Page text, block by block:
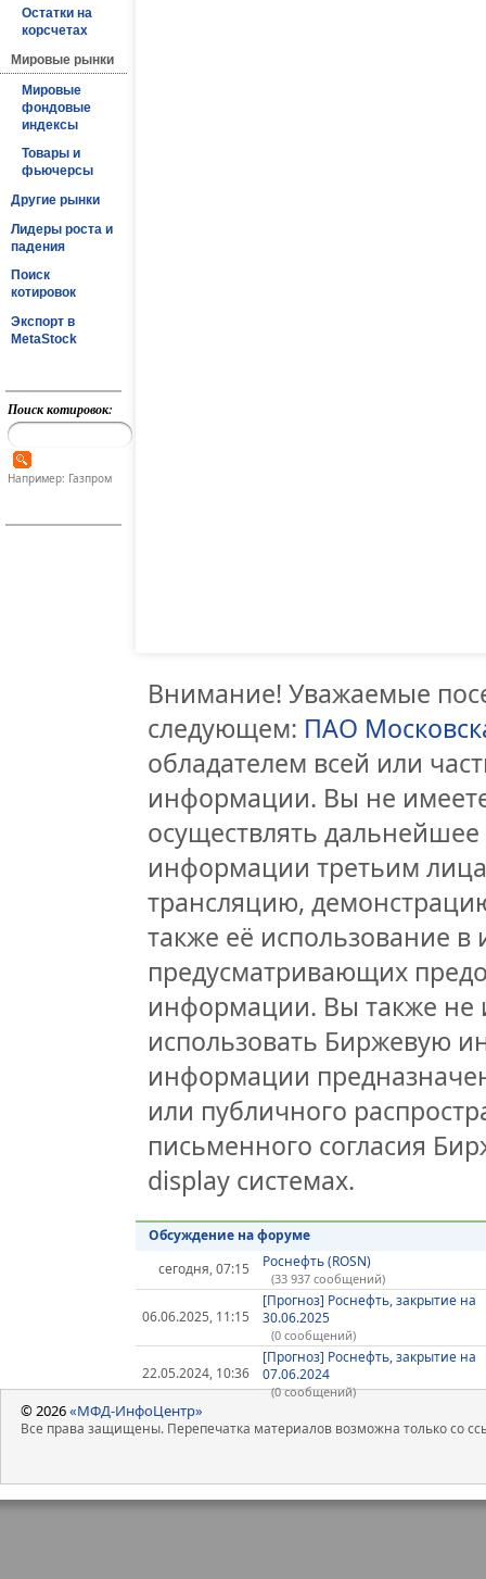
Остатки на
корсчетах
Мировые рынки
Мировые
фондовые
индексы
Товары и
фьючерсы
Другие рынки
Лидеры роста и
падения
Поиск
котировок
Экспорт в
MetaStock
Поиск котировок:
Например: Газпром
Внимание! Уважаемые
следующем: ПАО
обладателем всей или
информации. Вы не
осуществлять
информации третьим
трансляцию,
также её использование
предусматривающих
информации. Вы также не
использовать Биржевую
информации
или публичного
письменного согласия
display системах.
Обсуждение на форуме
сегодня, 07:15
Роснефть (ROSN)
(33 937 сообщений)
06.06.2025, 11:15
[Прогноз] Роснефть, закрытие на
30.06.2025
(0 сообщений)
22.05.2024, 10:36
[Прогноз] Роснефть, закрытие на
07.06.2024
(0 сообщений)
© 2026«МФД-ИнфоЦентр»
Все права защищены. Перепечатка материалов возможна только со